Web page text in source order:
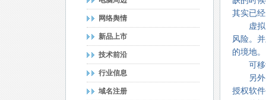
网络舆情
新品上市
技术前沿
行业信息
域名注册
其实已
虚拟电
风险。
的境地。
可移
另外，
授权软